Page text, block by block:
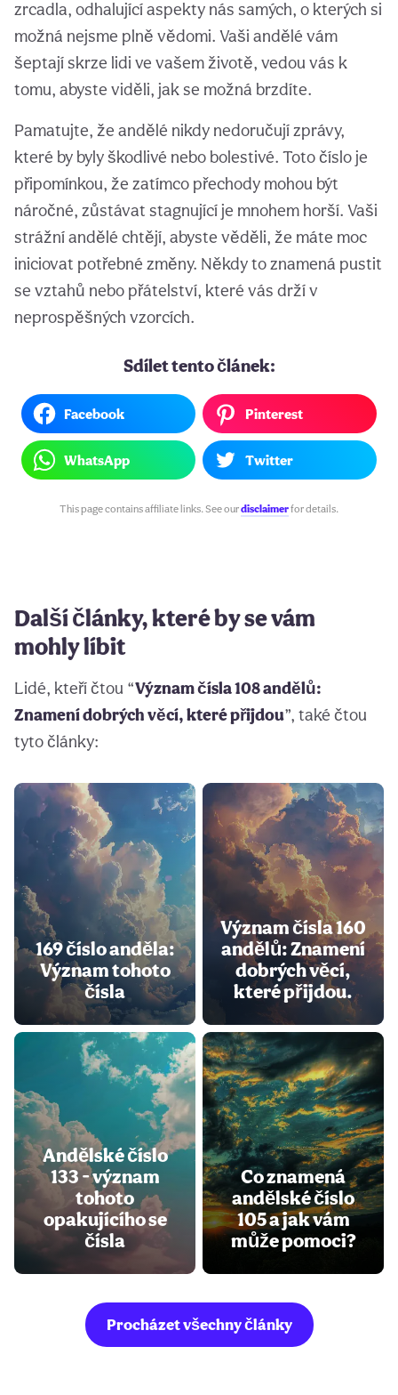
zrcadla, odhalující aspekty nás samých, o kterých si
možná nejsme plně vědomi. Vaši andělé vám
šeptají skrze lidi ve vašem životě, vedou vás k
tomu, abyste viděli, jak se možná brzdíte.
Pamatujte, že andělé nikdy nedoručují zprávy,
které by byly škodlivé nebo bolestivé. Toto číslo je
připomínkou, že zatímco přechody mohou být
náročné, zůstávat stagnující je mnohem horší. Vaši
strážní andělé chtějí, abyste věděli, že máte moc
iniciovat potřebné změny. Někdy to znamená pustit
se vztahů nebo přátelství, které vás drží v
neprospěšných vzorcích.
Sdílet tento článek:
Facebook Pinterest
WhatsApp Twitter
This page contains affiliate links. See ourdisclaimerfor details.
Další články, které by se vám
mohly líbit
Lidé, kteří čtou “Význam čísla 108 andělů:
Znamení dobrých věcí, které přijdou”, také čtou
tyto články:
169 číslo anděla:
Význam tohoto
čísla
Význam čísla 160
andělů: Znamení
dobrých věcí,
které přijdou.
Andělské číslo
133 - význam
tohoto
opakujícího se
čísla
Co znamená
andělské číslo
105 a jak vám
může pomoci?
Procházet všechny články